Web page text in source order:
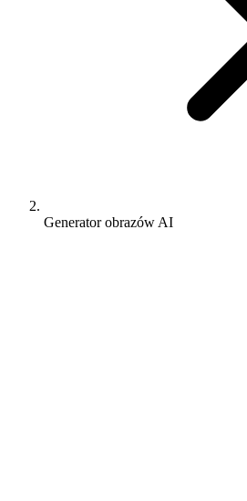
Generator obrazów AI